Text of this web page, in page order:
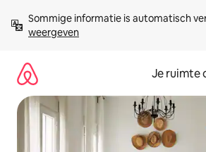
direct
naar
Sommige informatie is automatisch
weergeven
Je ruimte